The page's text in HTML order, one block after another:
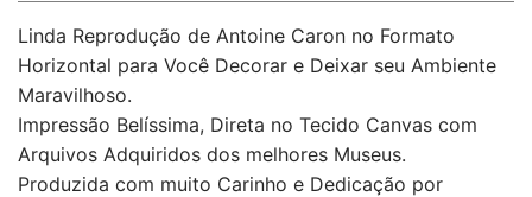
Linda Reprodução de Antoine Caron no Formato
Horizontal para Você Decorar e Deixar seu Ambiente
Maravilhoso.
Impressão Belíssima, Direta no Tecido Canvas com
Arquivos Adquiridos dos melhores Museus.
Produzida com muito Carinho e Dedicação por